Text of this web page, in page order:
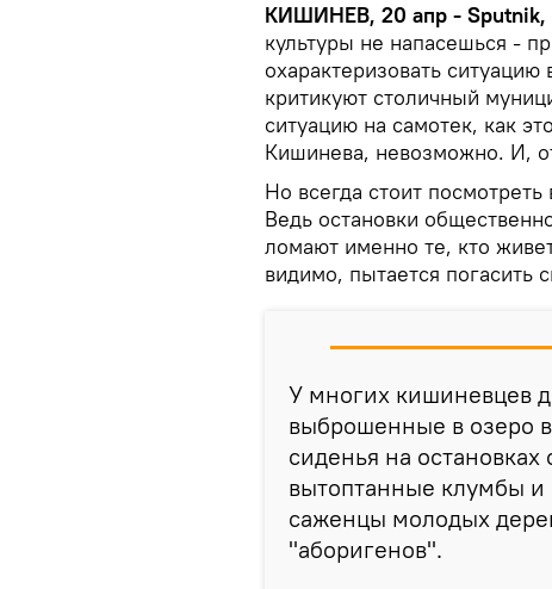
КИШИНЕВ, 20 апр - Sputnik,
культуры не напасешься -
охарактеризовать
критикуют столичный
ситуацию на самотек, как
Кишинева, невозможно. И,
Но всегда стоит
Ведь остановки
ломают именно те, кто
видимо, пытается погасить
У многих кишиневцев
выброшенные в озеро
сиденья на
вытоптанные клумбы
саженцы молодых
"аборигенов".